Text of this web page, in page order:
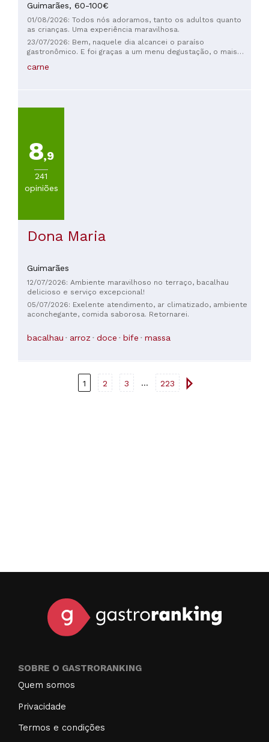
Guimarães, 60-100€
01/08/2026: Todos nós adoramos, tanto os adultos quanto
as crianças. Uma experiência maravilhosa.
23/07/2026: Bem, naquele dia alcancei o paraíso
gastronômico. E foi graças a um menu degustação, o mais
comida estava soberba, um equilíbrio perfeito entre os
carne
8,9
241
opiniões
Dona Maria
Guimarães
12/07/2026: Ambiente maravilhoso no terraço, bacalhau
delicioso e serviço excepcional!
05/07/2026: Exelente atendimento, ar climatizado, ambiente
aconchegante, comida saborosa. Retornarei.
bacalhau arroz doce bife massa
1 2 3 ... 223
SOBRE O GASTRORANKING
Quem somos
Privacidade
Termos e condições